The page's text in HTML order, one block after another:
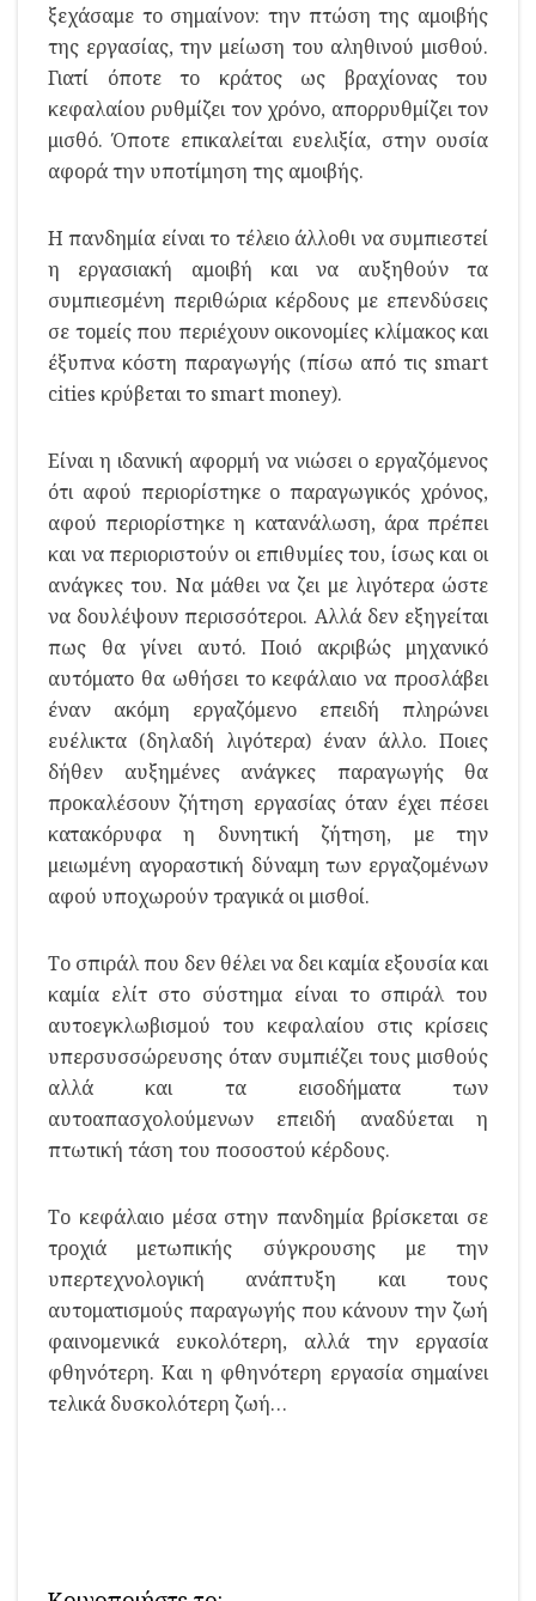
ξεχάσαμε το σημαίνον: την πτώση της αμοιβής
της εργασίας, την μείωση του αληθινού μισθού.
Γιατί όποτε το κράτος ως βραχίονας του
κεφαλαίου ρυθμίζει τον χρόνο, απορρυθμίζει τον
μισθό. Όποτε επικαλείται ευελιξία, στην ουσία
αφορά την υποτίμηση της αμοιβής.
Η πανδημία είναι το τέλειο άλλοθι να συμπιεστεί
η εργασιακή αμοιβή και να αυξηθούν τα
συμπιεσμένη περιθώρια κέρδους με επενδύσεις
σε τομείς που περιέχουν οικονομίες κλίμακος και
έξυπνα κόστη παραγωγής (πίσω από τις smart
cities κρύβεται το smart money).
Είναι η ιδανική αφορμή να νιώσει ο εργαζόμενος
ότι αφού περιορίστηκε ο παραγωγικός χρόνος,
αφού περιορίστηκε η κατανάλωση, άρα πρέπει
και να περιοριστούν οι επιθυμίες του, ίσως και οι
ανάγκες του. Να μάθει να ζει με λιγότερα ώστε
να δουλέψουν περισσότεροι. Αλλά δεν εξηγείται
πως θα γίνει αυτό. Ποιό ακριβώς μηχανικό
αυτόματο θα ωθήσει το κεφάλαιο να προσλάβει
έναν ακόμη εργαζόμενο επειδή πληρώνει
ευέλικτα (δηλαδή λιγότερα) έναν άλλο. Ποιες
δήθεν αυξημένες ανάγκες παραγωγής θα
προκαλέσουν ζήτηση εργασίας όταν έχει πέσει
κατακόρυφα η δυνητική ζήτηση, με την
μειωμένη αγοραστική δύναμη των εργαζομένων
αφού υποχωρούν τραγικά οι μισθοί.
Το σπιράλ που δεν θέλει να δει καμία εξουσία και
καμία ελίτ στο σύστημα είναι το σπιράλ του
αυτοεγκλωβισμού του κεφαλαίου στις κρίσεις
υπερσυσσώρευσης όταν συμπιέζει τους μισθούς
αλλά και τα εισοδήματα των
αυτοαπασχολούμενων επειδή αναδύεται η
πτωτική τάση του ποσοστού κέρδους.
Το κεφάλαιο μέσα στην πανδημία βρίσκεται σε
τροχιά μετωπικής σύγκρουσης με την
υπερτεχνολογική ανάπτυξη και τους
αυτοματισμούς παραγωγής που κάνουν την ζωή
φαινομενικά ευκολότερη, αλλά την εργασία
φθηνότερη. Και η φθηνότερη εργασία σημαίνει
τελικά δυσκολότερη ζωή…